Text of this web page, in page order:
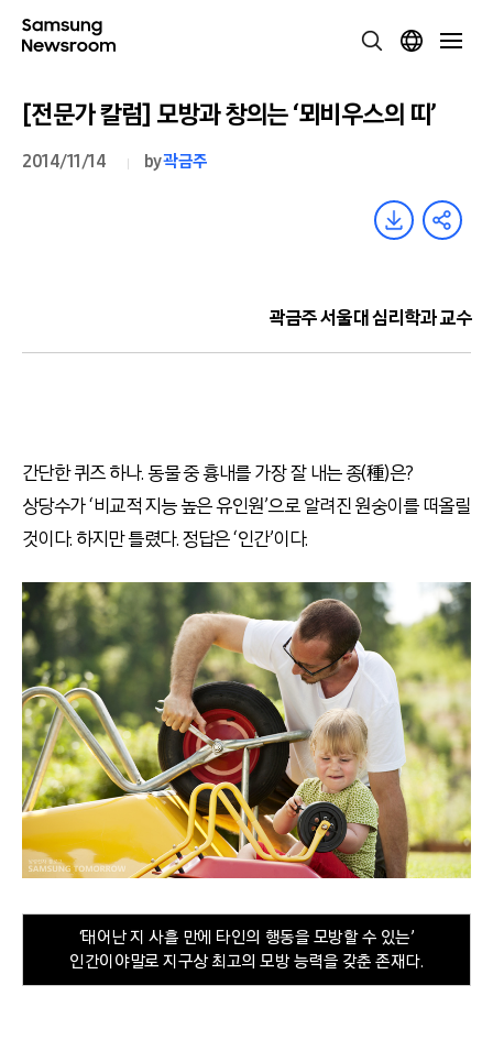
[전문가 칼럼] 모방과 창의는 ‘뫼비우스의 띠’
2014/11/14 by곽금주
곽금주 서울대 심리학과 교수
간단한 퀴즈 하나. 동물 중 흉내를 가장 잘 내는 종(種)은?
상당수가 ‘비교적 지능 높은 유인원’으로 알려진 원숭이를 떠올릴
것이다. 하지만 틀렸다. 정답은 ‘인간’이다.
‘태어난 지 사흘 만에 타인의 행동을 모방할 수 있는’
인간이야말로 지구상 최고의 모방 능력을 갖춘 존재다.